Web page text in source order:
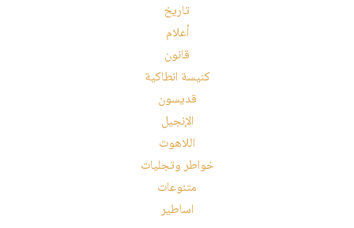
تاريخ
أعلام
قانون
كنيسة انطاكية
قديسون
الإنجيل
اللاهوت
خواطر وتجليات
متنوعات
اساطير